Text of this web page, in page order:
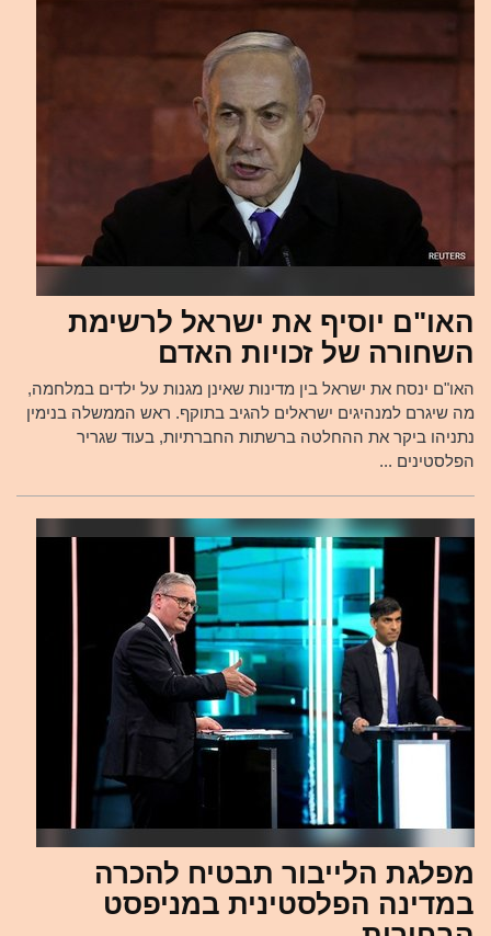
האו"ם יוסיף את ישראל לרשימת
השחורה של זכויות האדם
האו"ם ינסח את ישראל בין מדינות שאינן מגנות על ילדים במלחמה,
מה שיגרם למנהיגים ישראלים להגיב בתוקף. ראש הממשלה בנימין
נתניהו ביקר את ההחלטה ברשתות החברתיות, בעוד שגריר
הפלסטינים ...
מפלגת הלייבור תבטיח להכרה
במדינה הפלסטינית במניפסט